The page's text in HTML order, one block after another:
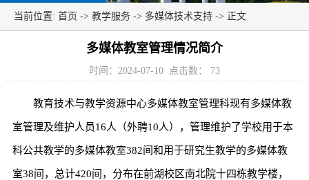
当前位置: 首页 -> 教学服务 -> 多媒体技术支持 -> 正文
多媒体教室管理情况简介
时间：2024-07-10 点击数： 73
教育技术与教学资源中心多媒体教室管理科现有多媒体教
室管理及维护人员16人（外聘10人），管理维护了学校用于本
科公共教学的多媒体教室382间和用于研究生教学的多媒体教
室38间，总计420间，分布在前湖校区南北院十四栋教学楼，